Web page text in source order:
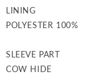
LINING
POLYESTER 100%
SLEEVE PART
COW HIDE